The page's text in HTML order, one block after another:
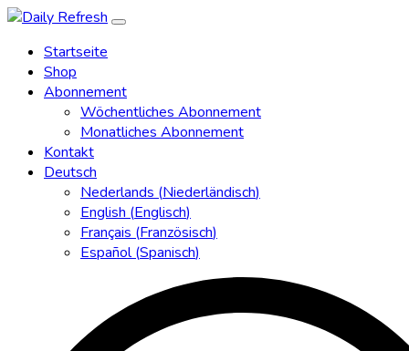
Startseite
Shop
Abonnement
Wöchentliches Abonnement
Monatliches Abonnement
Kontakt
Deutsch
Nederlands (Niederländisch)
English (Englisch)
Français (Französisch)
Español(Spanisch)